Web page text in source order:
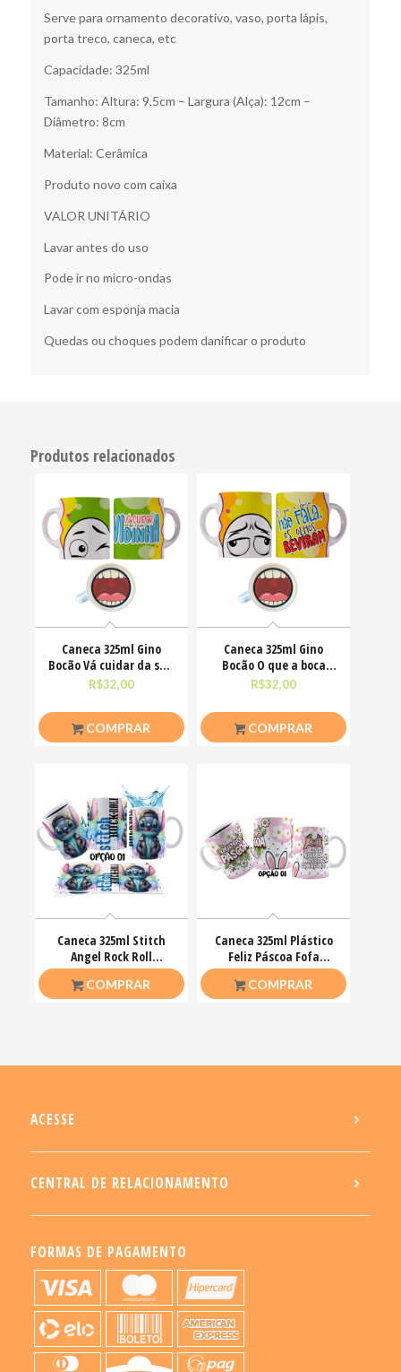
Serve para ornamento decorativo, vaso, porta lápis,
porta treco, caneca, etc
Capacidade: 325ml
Tamanho: Altura: 9,5cm – Largura (Alça): 12cm –
Diâmetro: 8cm
Material: Cerâmica
Produto novo com caixa
VALOR UNITÁRIO
Lavar antes do uso
Pode ir no micro-ondas
Lavar com esponja macia
Quedas ou choques podem danificar o produto
Produtos relacionados
Caneca 325ml Gino
Bocão Vá cuidar da sua
vidinha Engraçadas
R$32,00
COMPRAR
Caneca 325ml Gino
Bocão O que a boca
não fala, os olhos
R$32,00
COMPRAR
Caneca 325ml Stitch
Angel Rock Roll
Motoclub Motoqueiro
COMPRAR
Caneca 325ml Plástico
Feliz Páscoa Fofa
Coelhinhos Mimos
COMPRAR
ACESSE
CENTRAL DE RELACIONAMENTO
FORMAS DE PAGAMENTO